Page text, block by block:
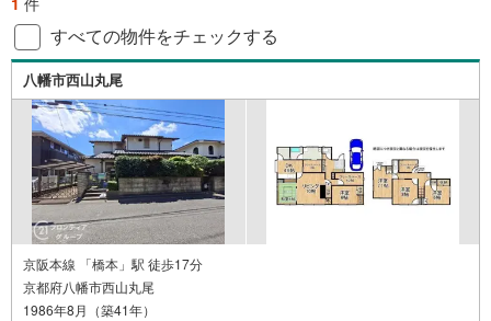
すべての物件をチェックする
八幡市西山丸尾
京阪本線 「橋本」駅 徒歩17分
京都府八幡市西山丸尾
1986年8月（築41年）